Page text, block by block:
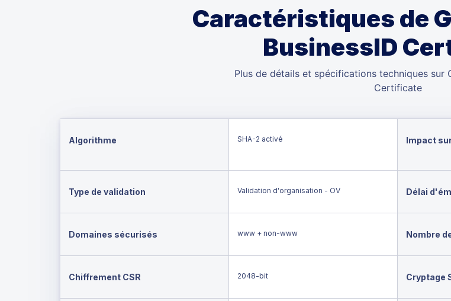
Caractéristiques de
BusinessID
Plus de détails et spécifications techniques sur
Certificate
Algorithme SHA-2 activé Impact
Type de validation Validation d'organisation - OV Délai
Domaines sécurisés www + non-www Nombre
Chiffrement CSR 2048-bit Cryptage